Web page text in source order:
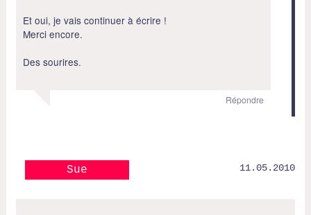
Et oui, je vais continuer à écrire !
Merci encore.
Des sourires.
Répondre
Sue 11.05.2010